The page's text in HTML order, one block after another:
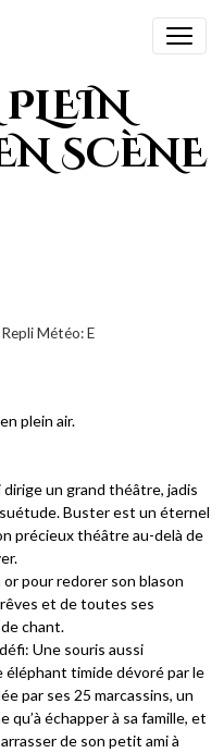
SCÈNE
Météo: E
plein air.
un grand théâtre, jadis
Buster est un éternel
précieux théâtre au-delà de
or pour redorer son blason
et de toutes ses
chant.
Une souris aussi
éléphant timide dévoré par le
par ses 25 marcassins, un
échapper à sa famille, et
de son petit ami à